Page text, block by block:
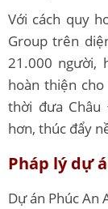
Với cách quy
Group trên
21.000 người,
hoàn thiện
thời đưa
hơn, thúc đẩy
Pháp lý dự
Dự án Phúc An